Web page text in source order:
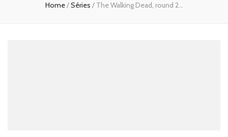
Home/Séries / The Walking Dead, round 2…